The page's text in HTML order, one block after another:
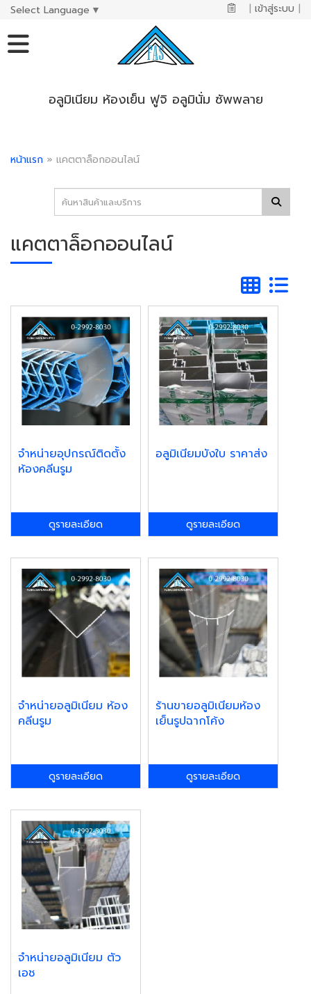
Select Language ▼ | เข้าสู่ระบบ |
อลูมิเนียม ห้องเย็น ฟูจิ อลูมินั่ม ซัพพลาย
หน้าแรก » แคตตาล็อกออนไลน์
แคตตาล็อกออนไลน์
จำหน่ายอุปกรณ์ติดตั้ง
ห้องคลีนรูม
ดูรายละเอียด
อลูมิเนียมบังใบ ราคาส่ง
ดูรายละเอียด
จำหน่ายอลูมิเนียม ห้อง
คลีนรูม
ดูรายละเอียด
ร้านขายอลูมิเนียมห้อง
เย็นรูปฉากโค้ง
ดูรายละเอียด
จำหน่ายอลูมิเนียม ตัว
เอช